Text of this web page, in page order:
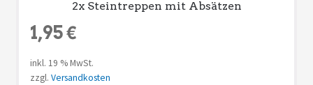
2x Steintreppen mit Absätzen
1,95€
inkl. 19 % MwSt.
zzgl. Versandkosten